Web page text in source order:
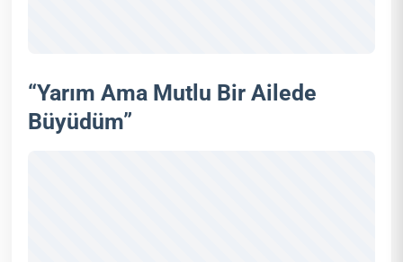
“Yarım Ama Mutlu Bir Ailede
Büyüdüm”